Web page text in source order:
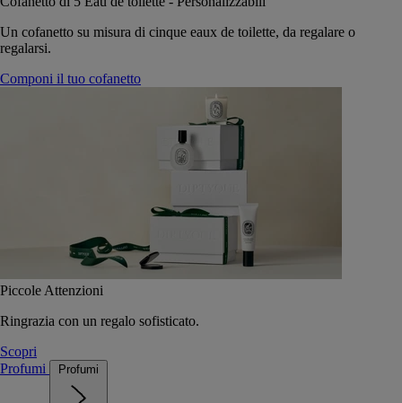
Un cofanetto su misura di cinque eaux de toilette, da regalare o
regalarsi.
Componi il tuo cofanetto
Piccole Attenzioni
Ringrazia con un regalo sofisticato.
Scopri
Profumi
Profumi